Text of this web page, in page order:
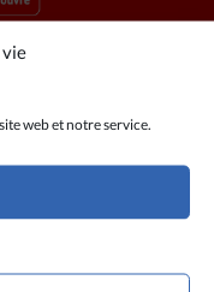
vie
web et notre service.